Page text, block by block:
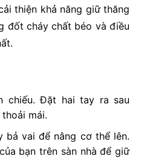
thiện khả năng giữ thăng
đốt cháy chất béo và điều
chiếu. Đặt hai tay ra sau
mái.
bả vai để nâng cơ thể lên.
bạn trên sàn nhà để giữ